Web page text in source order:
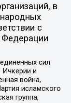
в
с
сил
и
война,
исламского
группа,